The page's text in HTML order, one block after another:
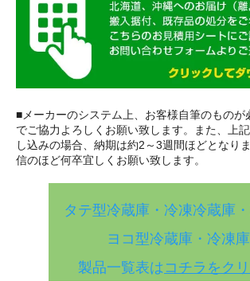
■メーカーのシステム上、お客様自筆のものが
でご協力よろしくお願い致します。また、上
し込みの場合、納期は約2～3週間ほどとなり
信のほど何卒宜しくお願い致します。
タテ型冷蔵庫・冷凍冷蔵庫
ヨコ型冷蔵庫・冷凍庫
製品一覧表は コチラをク